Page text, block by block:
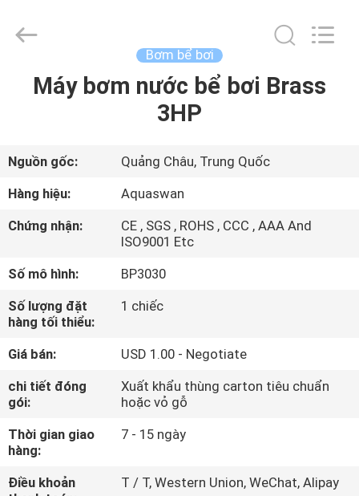
TRANG
CÁC
SẢN
PHẨM
VỀ
CHÚNG
TÔI
THAM
QUAN
NHÀ
MÁY
aquaswan
water
Bơm bể bơi
Máy bơm nước bể bơi Brass
3HP
Nguồn gốc:
Quảng Châu, Trung Quốc
Hàng hiệu:
Aquaswan
Chứng nhận:
CE , SGS , ROHS , CCC , AAA And
ISO9001 Etc
Số mô hình:
BP3030
Số lượng đặt
hàng tối thiểu:
1 chiếc
Giá bán:
USD 1.00 - Negotiate
chi tiết đóng
gói:
Xuất khẩu thùng carton tiêu chuẩn
hoặc vỏ gỗ
Thời gian giao
hàng:
7 - 15 ngày
Điều khoản
T / T, Western Union, WeChat, Alipay